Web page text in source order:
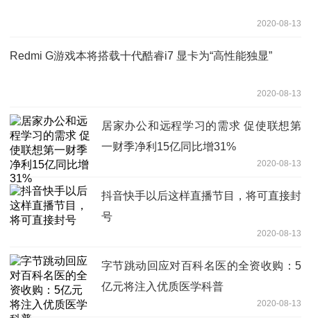
2020-08-13
Redmi G游戏本将搭载十代酷睿i7 显卡为“高性能独显”
2020-08-13
居家办公和远程学习的需求 促使联想第
一财季净利15亿同比增31%
2020-08-13
抖音快手以后这样直播节目，将可直接封
号
2020-08-13
字节跳动回应对百科名医的全资收购：5
亿元将注入优质医学科普
2020-08-13